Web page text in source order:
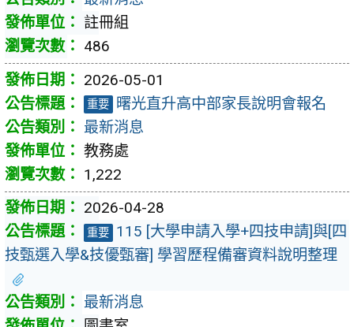
註冊組
486
2026-05-01
重要 曙光直升高中部家長說明會報名
最新消息
教務處
1,222
2026-04-28
重要 115 [大學申請入學+四技申請]與[四
技甄選入學&技優甄審] 學習歷程備審資料說明整理
最新消息